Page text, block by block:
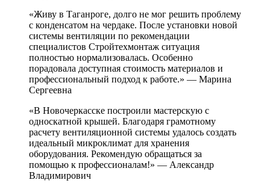
«Живу в Таганроге, долго не мог решить проблему
с конденсатом на чердаке. После установки новой
системы вентиляции по рекомендации
специалистов Стройтехмонтаж ситуация
полностью нормализовалась. Особенно
порадовала доступная стоимость материалов и
профессиональный подход к работе.» — Марина
Сергеевна
«В Новочеркасске построили мастерскую с
односкатной крышей. Благодаря грамотному
расчету вентиляционной системы удалось создать
идеальный микроклимат для хранения
оборудования. Рекомендую обращаться за
помощью к профессионалам!» — Александр
Владимирович